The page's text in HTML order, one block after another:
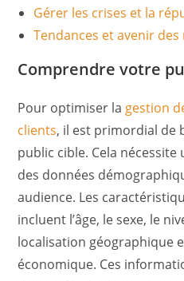
Gérer les crises et la
Tendances et avenir
Comprendre votre
Pour optimiser la gestion
clients, il est primordial de
public cible. Cela
des données
audience. Les
incluent l’âge, le sexe, le
localisation géographique
économique. Ces